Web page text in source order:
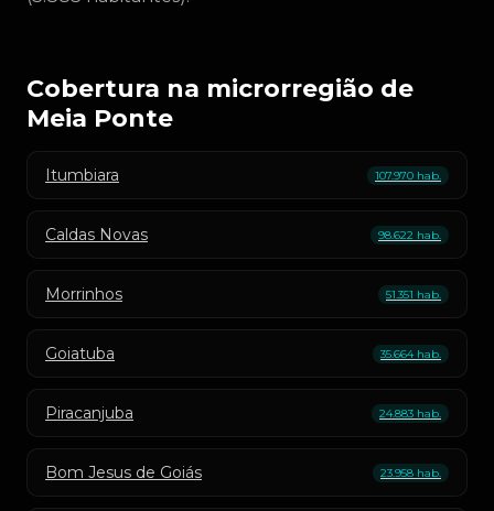
Cobertura na microrregião de
Meia Ponte
Itumbiara 107.970 hab.
Caldas Novas 98.622 hab.
Morrinhos 51.351 hab.
Goiatuba 35.664 hab.
Piracanjuba 24.883 hab.
Bom Jesus de Goiás 23.958 hab.